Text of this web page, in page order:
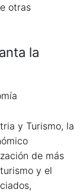
otras
la
y Turismo, la
de más
y el